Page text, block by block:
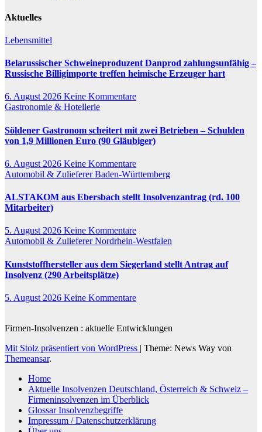
Aktuelles
Lebensmittel
Belarussischer Schweineproduzent Danprod zahlungsunfähig –
Russische Billigimporte treffen heimische Erzeuger hart
6. August 2026 Keine Kommentare
Gastronomie & Hotellerie
Söldener Gastronom scheitert mit zwei Betrieben – Schulden
von 1,9 Millionen Euro (90 Gläubiger)
6. August 2026 Keine Kommentare
Automobil & ZuliefererBaden-Württemberg
ALSTAKOM aus Ebersbach stellt Insolvenzantrag (rd. 100
Mitarbeiter)
5. August 2026 Keine Kommentare
Automobil & ZuliefererNordrhein-Westfalen
Kunststoffhersteller aus dem Siegerland stellt Antrag auf
Insolvenz (290 Arbeitsplätze)
5. August 2026 Keine Kommentare
Firmen-Insolvenzen : aktuelle Entwicklungen
Mit Stolz präsentiert von WordPress | Theme: News Way von
Themeansar.
Home
Aktuelle Insolvenzen Deutschland, Österreich & Schweiz –
Firmeninsolvenzen im Überblick
Glossar Insolvenzbegriffe
Impressum / Datenschutzerklärung